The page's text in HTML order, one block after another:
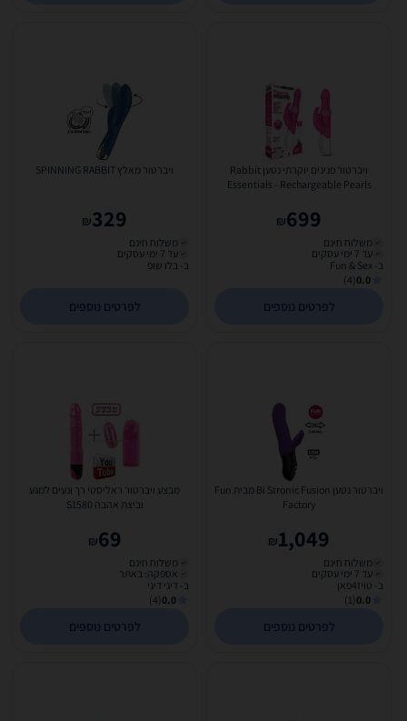
ויברטור פנינים יוקרתי נטען Rabbit
Essentials - Rechargeable Pearls
699
₪
משלוח חינם
עד 7 ימי עסקים
ב- Fun & Sex
0.0
(4)
לפרטים נוספים
ויברטור מאלץ SPINNING RABBIT
329
₪
משלוח חינם
עד 7 ימי עסקים
ב- בלו שופ
לפרטים נוספים
ויברטור נטען Bi Stronic Fusion מבית Fun
Factory
1,049
₪
משלוח חינם
עד 7 ימי עסקים
ב- טויז4פאן
0.0
(1)
לפרטים נוספים
מבצע ויברטור ראליסטי רך ונעים למגע
וביצת אהבה S1580
69
₪
משלוח חינם
אספקה: באתר
ב- דיגי דיגי
0.0
(4)
לפרטים נוספים